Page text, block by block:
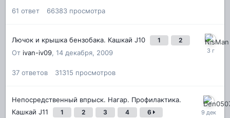
61 ответ 66383 просмотра
Лючок и крышка бензобака. Кашкай J10 1 2
От ivan-iv09, 14 декабря, 2009
37 ответов 31315 просмотров
Непосредственный впрыск. Нагар. Профилактика.
Кашкай J11
1 2 3 4 6